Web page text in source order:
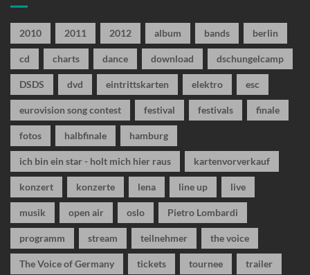
2010 2011 2012 album bands berlin
cd charts dance download dschungelcamp
DSDS dvd eintrittskarten elektro esc
eurovision song contest festival festivals finale
fotos halbfinale hamburg
ich bin ein star - holt mich hier raus kartenvorverkauf
konzert konzerte lena line up live
musik open air oslo Pietro Lombardi
programm stream teilnehmer the voice
The Voice of Germany tickets tournee trailer